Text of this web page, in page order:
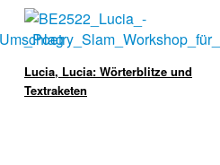
Lucia, Lucia: Wörterblitze und
Textraketen